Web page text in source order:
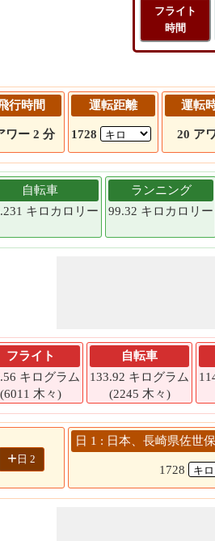
フライト
時間
行時間
ワー 2 分
運転距離
1728
運転
20 ア
自転車
キロカロリー
ランニング
99.32 キロカロリー
フライト
キログラム
(6011 木々)
自転車
133.92 キログラム
(2245 木々)
+ 日 2
日 1 : 日本、長崎県佐世
1728